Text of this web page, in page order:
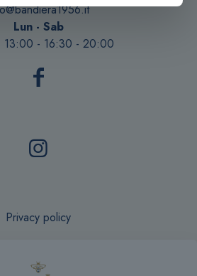
Lun - Sab
13:00 - 16:30 - 20:00
Privacy policy